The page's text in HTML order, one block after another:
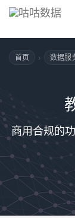
首页 › 数据服
商用合规的